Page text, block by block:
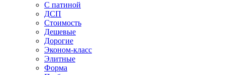
С патиной
ДСП
Стоимость
Дешевые
Дорогие
Эконом-класс
Элитные
Форма